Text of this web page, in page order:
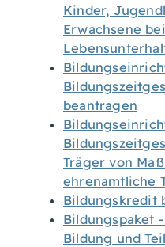
Kinder,
Erwachsene
beantragen
Träger von
ehrenamtliche
Bildungskredit
Bildungspaket
Bildung und